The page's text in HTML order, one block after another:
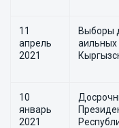
11
апрель
2021
Выборы
10
январь
2021